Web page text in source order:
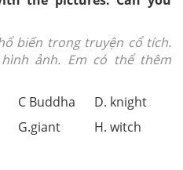
biến trong truyện cổ tích.
ảnh. Em có thể thêm
C Buddha
D. knight
G.giant H. witch